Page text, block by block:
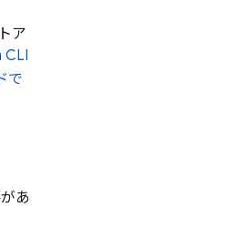
ア
CLI
で
あ